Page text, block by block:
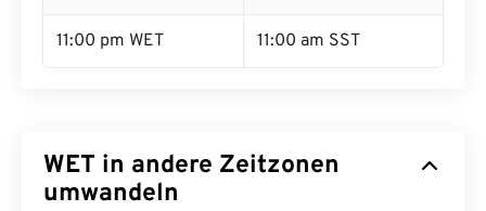
11:00 pm WET 11:00 am SST
WET in andere Zeitzonen
umwandeln